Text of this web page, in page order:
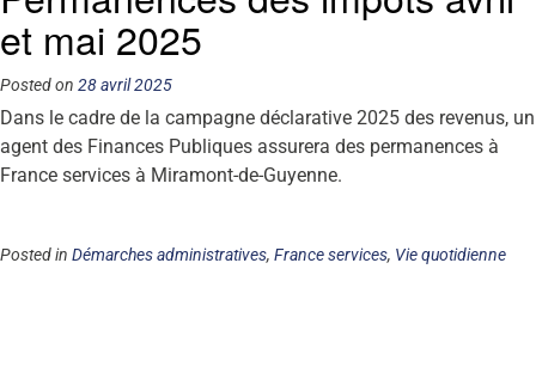
et mai 2025
Posted on 28 avril 2025
Dans le cadre de la campagne déclarative 2025 des revenus, un
agent des Finances Publiques assurera des permanences à
France services à Miramont-de-Guyenne.
Posted in Démarches administratives, France services, Vie quotidienne